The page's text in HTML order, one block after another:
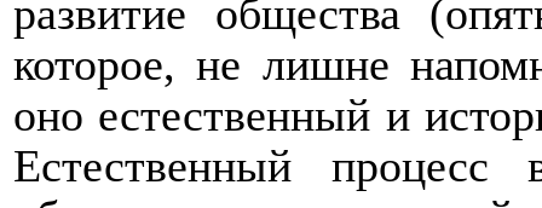
развитие общества
которое, не лишне
оно естественный и
Естественный процесс